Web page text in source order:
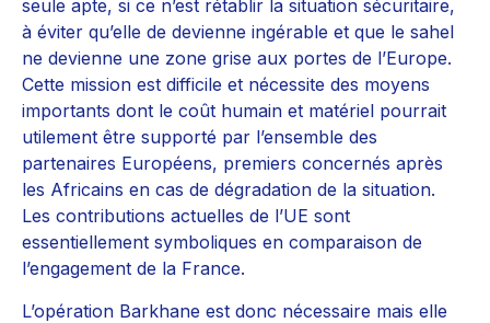
seule apte, si ce n’est rétablir la situation sécuritaire,
à éviter qu’elle de devienne ingérable et que le sahel
ne devienne une zone grise aux portes de l’Europe.
Cette mission est difficile et nécessite des moyens
importants dont le coût humain et matériel pourrait
utilement être supporté par l’ensemble des
partenaires Européens, premiers concernés après
les Africains en cas de dégradation de la situation.
Les contributions actuelles de l’UE sont
essentiellement symboliques en comparaison de
l’engagement de la France.
L’opération Barkhane est donc nécessaire mais elle